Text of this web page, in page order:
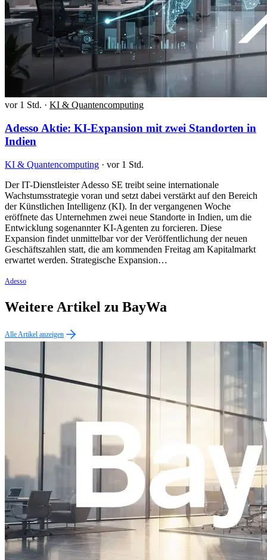
vor 1 Std. · KI & Quantencomputing
Adesso Aktie: KI-Expansion mit zwei Standorten in
Indien
KI & Quantencomputing · vor 1 Std.
Der IT-Dienstleister Adesso SE treibt seine internationale
Wachstumsstrategie voran und setzt dabei verstärkt auf den Bereich
der Künstlichen Intelligenz (KI). In der vergangenen Woche
eröffnete das Unternehmen zwei neue Standorte in Indien, um die
Entwicklung sogenannter KI-Agenten zu forcieren. Diese
Expansion findet unmittelbar vor der Veröffentlichung der neuen
Geschäftszahlen statt, die am kommenden Freitag am Kapitalmarkt
erwartet werden. Strategische Expansion…
Adesso
Weitere Artikel zu BayWa
Alle Artikel anzeigen